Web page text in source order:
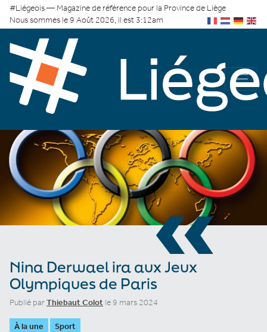
#Liégeois — Magazine de référence pour la Province de Liège
Nous sommes le 9 Août 2026, il est 3:12am
«
Nina Derwael ira aux Jeux
Olympiques de Paris
Publié parThiebaut Colot le 9 mars 2024
À la une Sport